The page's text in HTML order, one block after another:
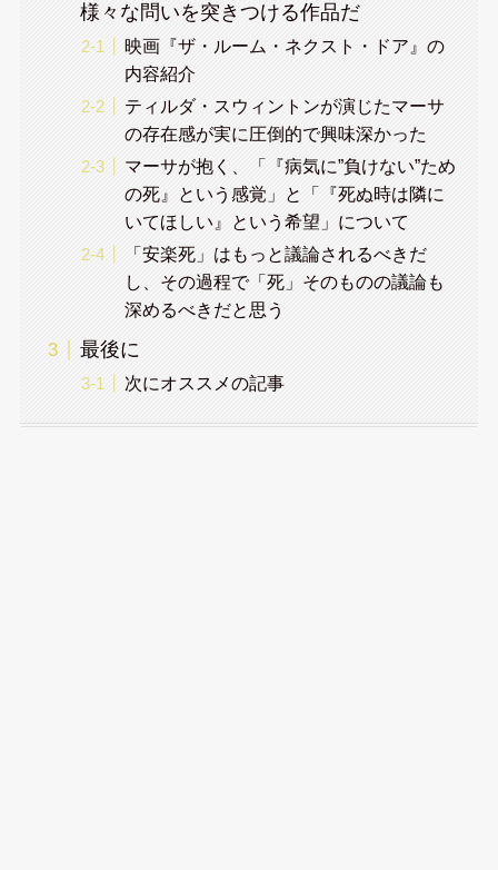
様々な問いを突きつける作品だ
映画『ザ・ルーム・ネクスト・ドア』の
内容紹介
ティルダ・スウィントンが演じたマーサ
の存在感が実に圧倒的で興味深かった
マーサが抱く、「『病気に”負けない”ため
の死』という感覚」と「『死ぬ時は隣に
いてほしい』という希望」について
「安楽死」はもっと議論されるべきだ
し、その過程で「死」そのものの議論も
深めるべきだと思う
最後に
次にオススメの記事